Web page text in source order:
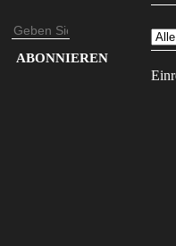
E-
Mail-
Geben